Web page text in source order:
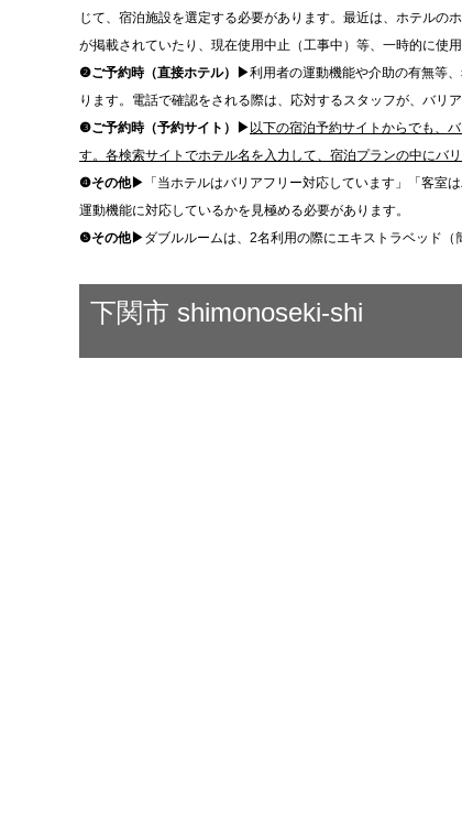
じて、宿泊施設を選定する必要があります。最近は、ホテルの
が掲載されていたり、現在使用中止（工事中）等、一時的に使
❷ご予約時（直接ホテル）▶利用者の運動機能や介助の有無等
ります。電話で確認をされる際は、応対するスタッフが、バリ
❸ご予約時（予約サイト）▶ 以下の宿泊予約サイトからでも、
す。各検索サイトでホテル名を入力して、宿泊プランの中にバ
❹その他▶ 「当ホテルはバリアフリー対応しています」「客
運動機能に対応しているかを見極める必要があります。
❺その他▶ダブルルームは、2名利用の際にエキストラベッド
下関市 shimonoseki-shi